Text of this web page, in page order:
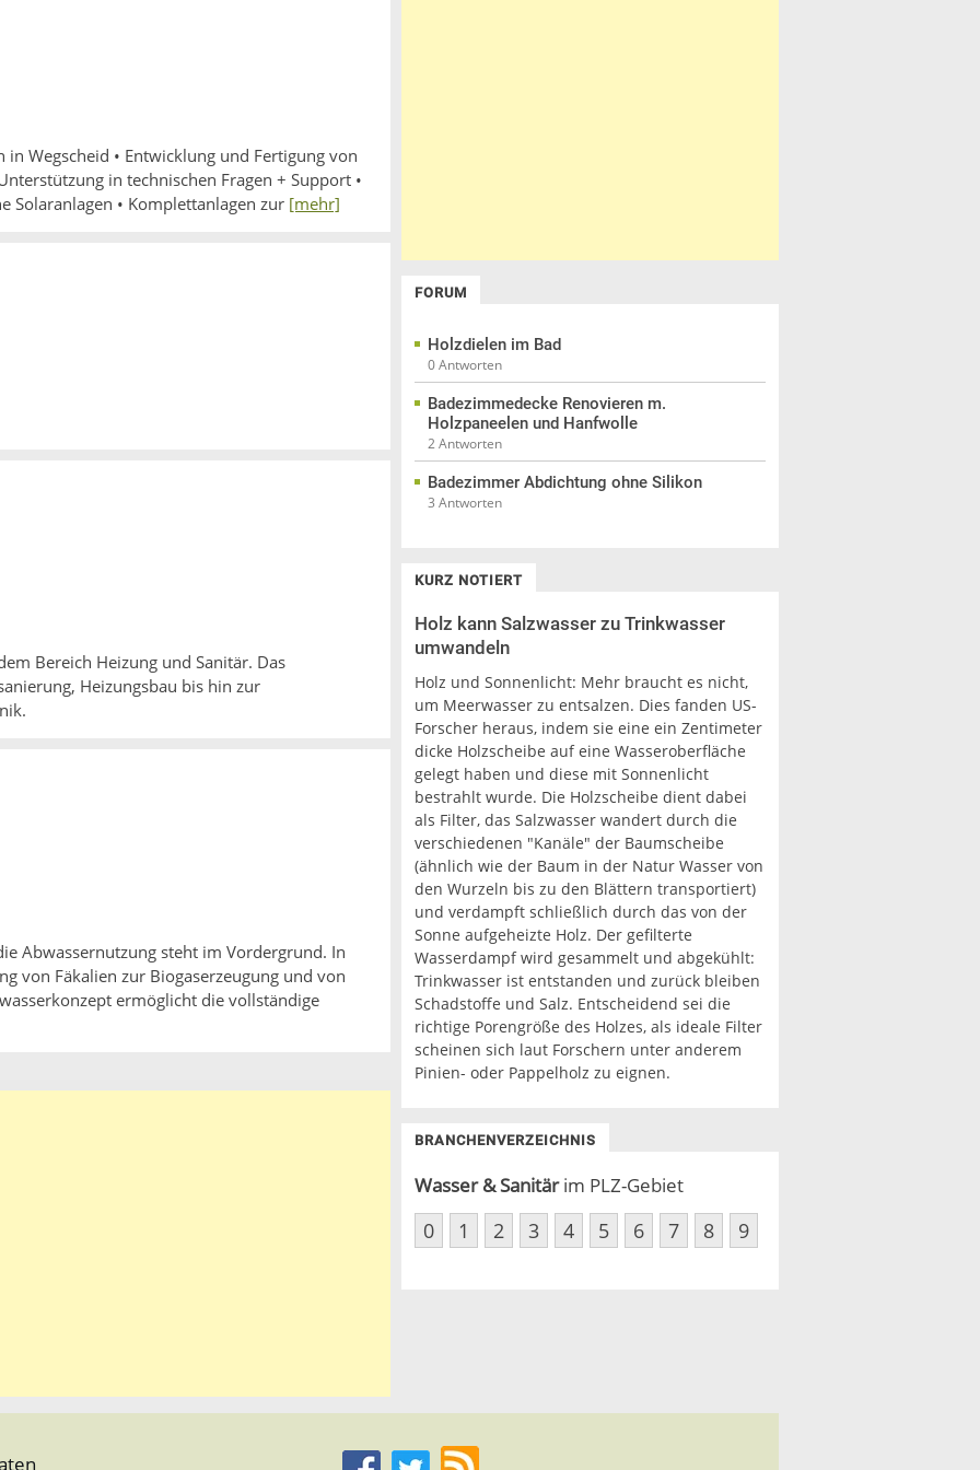
Wegscheid • Entwicklung und Fertigung von
in technischen Fragen + Support •
Solaranlagen • Komplettanlagen zur [mehr]
Bereich Heizung und Sanitär. Das
Heizungsbau bis hin zur
Abwassernutzung steht im Vordergrund. In
von Fäkalien zur Biogaserzeugung und von
ermöglicht die vollständige
FORUM
Holzdielen im Bad
0 Antworten
Badezimmedecke Renovieren m.
Holzpaneelen und Hanfwolle
2 Antworten
Badezimmer Abdichtung ohne Silikon
3 Antworten
KURZ NOTIERT
Holz kann Salzwasser zu Trinkwasser
umwandeln
Holz und Sonnenlicht: Mehr braucht es nicht,
um Meerwasser zu entsalzen. Dies fanden US-
Forscher heraus, indem sie eine ein Zentimeter
dicke Holzscheibe auf eine Wasseroberfläche
gelegt haben und diese mit Sonnenlicht
bestrahlt wurde. Die Holzscheibe dient dabei
als Filter, das Salzwasser wandert durch die
verschiedenen "Kanäle" der Baumscheibe
(ähnlich wie der Baum in der Natur Wasser von
den Wurzeln bis zu den Blättern transportiert)
und verdampft schließlich durch das von der
Sonne aufgeheizte Holz. Der gefilterte
Wasserdampf wird gesammelt und abgekühlt:
Trinkwasser ist entstanden und zurück bleiben
Schadstoffe und Salz. Entscheidend sei die
richtige Porengröße des Holzes, als ideale Filter
scheinen sich laut Forschern unter anderem
Pinien- oder Pappelholz zu eignen.
BRANCHENVERZEICHNIS
Wasser & Sanitärim PLZ-Gebiet
0 1 2 3 4 5 6 7 8 9